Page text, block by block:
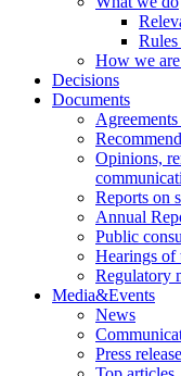
How we
Decisions
Documents
Opinions,
Reports on
Annual
Public
Hearings
Regulatory
Media&Events
News
Press